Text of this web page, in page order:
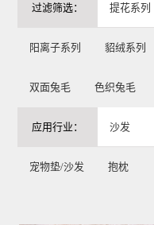
过滤筛选： 提花系列
阳离子系列 貂绒系列
双面兔毛 色织兔毛
应用行业： 沙发
宠物垫/沙发 抱枕